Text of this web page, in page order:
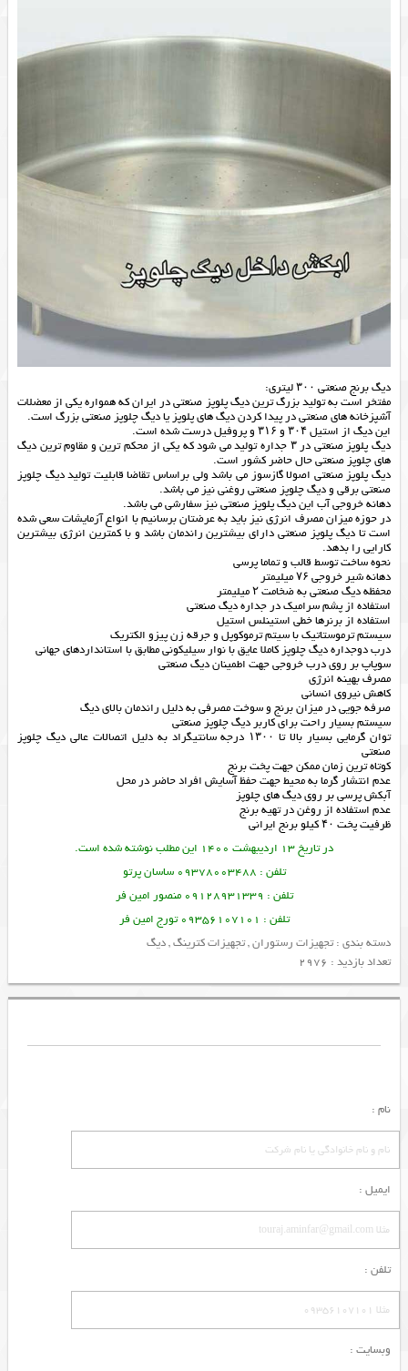
دیگ برنج صنعتی ۳۰۰ لیتری:
مفتخر است به تولید بزرگ ترین دیگ پلوپز صنعتی در ایران که همواره یکی از معضلات
آشپزخانه های صنعتی در پیدا کردن دیگ های پلوپز یادیگچلوپز صنعتی بزرگ است.
این دیگ از استیل ۳۰۴ و ۳۱۶ و پروفیل درست شده است.
دیگ پلوپز صنعتی در ۳ جداره تولید می شود که یکی از محکم ترین و مقاوم ترین دیگ
های چلوپز صنعتی حال حاضر کشور است.
دیگ پلوپز صنعتی اصولا گازسوز می باشد ولی براساس تقاضا قابلیت تولید دیگ چلوپز
صنعتی برقی و دیگ چلوپز صنعتی روغنی نیز می باشد.
دهانه خروجی آب این دیگ پلوپز صنعتی نیز سفارشی می باشد.
در حوزه میزان مصرف انرژی نیز باید به عرضتان برسانیم با انواع آزمایشات سعی شده
است تا دیگ پلوپز صنعتی دارای بیشترین راندمان باشد و با کمترین انرژی بیشترین
کارایی را بدهد.
نحوه ساخت توسط قالب و تماما پرسی
دهانه شیر خروجی ۷۶ میلیمتر
محفظهدیگ صنعتیبه ضخامت ۲ میلیمتر
استفاده از پشم سرامیک در جداره دیگ صنعتی
استفاده از برنرها خطی استینلس استیل
سیستم ترموستاتیک با سیتم ترموکوپل و جرقه زن پیزو الکتریک
درب دوجداره دیگ چلوپز کاملا عایق با نوار سیلیکونی مطابق با استانداردهای جهانی
سوپاپ بر روی درب خروجی جهت اطمینان دیگ صنعتی
مصرف بهینه انرژی
کاهش نیروی انسانی
صرفه جویی در میزان برنج و سوخت مصرفی به دلیل راندمان بالای دیگ
سیستم بسیار راحت برای کاربر دیگ چلوپز صنعتی
توان گرمایی بسیار بالا تا ۱۳۰۰ درجه سانتیگراد به دلیل اتصالات عالی دیگ چلوپز
صنعتی
کوتاه ترین زمان ممکن جهت پخت برنج
عدم انتشار گرما به محیط جهت حفظ آسایش افراد حاضر در محل
آبکش پرسی بر روی دیگ های چلوپز
عدم استفاده از روغن در تهیه برنج
ظرفیت پخت ۴۰ کیلو برنج ایرانی
در تاریخ 13 اردیبهشت 1400 این مطلب نوشته شده است.
تلفن : 09378003488 ساسان پرتو
تلفن : 09128931339 منصور امین فر
تلفن : 09356107101 تورج امین فر
دسته بندی :تجهیزات رستوران,تجهیزات کترینگ,دیگ
تعداد بازدید : 2976
نام :
ایمیل :
تلفن :
وبسایت :